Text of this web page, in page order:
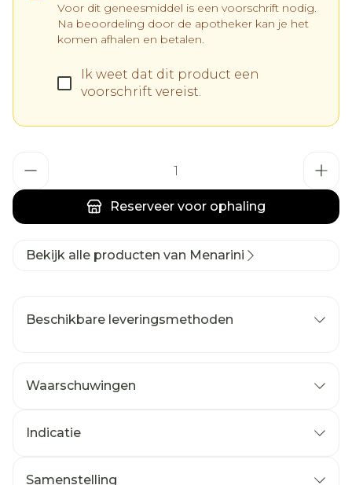
Voor dit geneesmiddel is een voorschrift nodig.
Na beoordeling door de apotheker kan je het
komen afhalen en betalen.
Ik weet dat dit product een
voorschrift vereist.
Reserveer voor ophaling
Bekijk alle producten van Menarini
Beschikbare leveringsmethoden
Waarschuwingen
Indicatie
Samenstelling